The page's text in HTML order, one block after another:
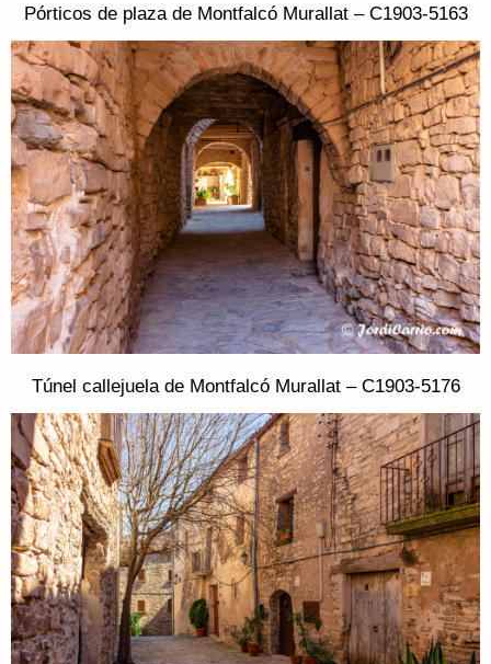
Pórticos de plaza de Montfalcó Murallat – C1903-5163
Túnel callejuela de Montfalcó Murallat – C1903-5176